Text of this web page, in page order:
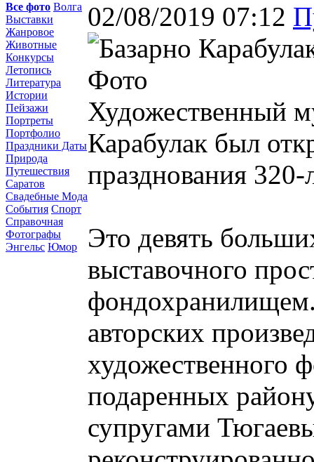
Все фото Волга
Выставки
Жанровое
Животные
Конкурсы
Летопись
Литература
Истории
Пейзажи
Портреты
Портфолио
Праздники Даты
Природа
Путешествия
Саратов
Свадебные Мода
События Спорт
Справочная
Фотографы
Энгельс Юмор
02/08/2019 07:12
Художественный
Карабулак был
празднования 320-
Это девять
выставочного
авторских
художественного
подаренных
супругами